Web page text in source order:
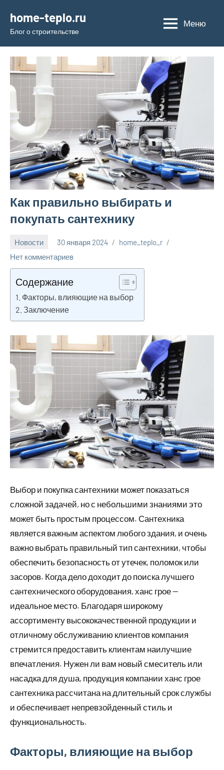
содержимому
home-teplo.ru
Блог о строительстве
Меню
Как правильно выбирать и
покупать сантехнику
Новости 30 января 2024
home_teplo_r
Нет комментариев
Содержание
Факторы, влияющие на выбор
Заключение
Выбор и покупка сантехники может показаться
сложной задачей, но с небольшими знаниями это
может быть простым процессом. Сантехника
является важным аспектом любого здания, и очень
важно выбрать правильный тип сантехники, чтобы
обеспечить безопасность от утечек, поломок или
засоров. Когда дело доходит до поиска лучшего
сантехнического оборудования, ханс грое —
идеальное место. Благодаря широкому
ассортименту высококачественной продукции и
отличному обслуживанию клиентов компания
стремится предоставить клиентам наилучшие
впечатления. Нужен ли вам новый смеситель или
насадка для душа, продукция компании ханс грое
сантехника рассчитана на длительный срок службы
и обеспечивает непревзойденный стиль и
функциональность.
Факторы, влияющие на выбор